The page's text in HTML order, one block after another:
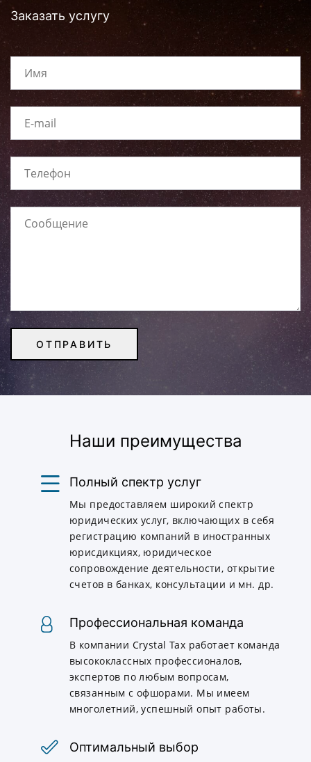
Заказать услугу
Наши преимущества
Полный спектр услуг
Мы предоставляем широкий спектр
юридических услуг, включающих в себя
регистрацию компаний в иностранных
юрисдикциях, юридическое
сопровождение деятельности, открытие
счетов в банках, консультации и мн. др.
Профессиональная команда
В компании Crystal Tax работает команда
высококлассных профессионалов,
экспертов по любым вопросам,
связанным с офшорами. Мы имеем
многолетний, успешный опыт работы.
Оптимальный выбор